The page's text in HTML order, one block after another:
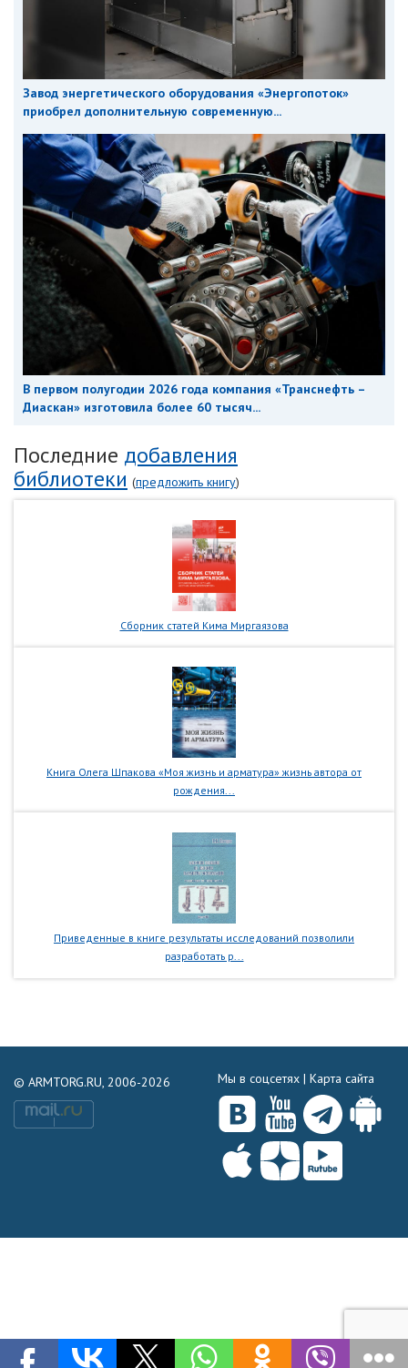
Завод энергетического оборудования «Энергопоток»
приобрел дополнительную современную...
В первом полугодии 2026 года компания «Транснефть –
Диаскан» изготовила более 60 тысяч...
Последние добавления
библиотеки (предложить книгу)
Сборник статей Кима Миргаязова
Книга Олега Шпакова «Моя жизнь и арматура» жизнь автора от
рождения...
Приведенные в книге результаты исследований позволили
разработать р...
© ARMTORG.RU, 2006-2026 Мы в соцсетях | Карта сайта